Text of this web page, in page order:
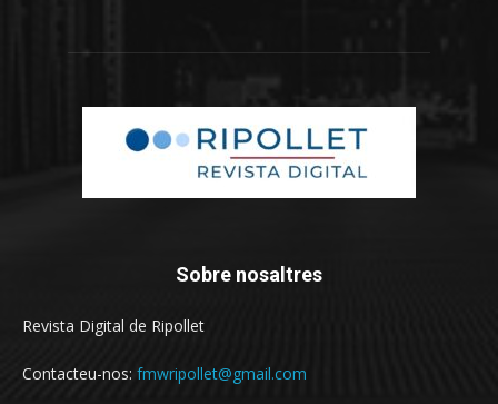
Sobre nosaltres
Revista Digital de Ripollet
Contacteu-nos: fmwripollet@gmail.com